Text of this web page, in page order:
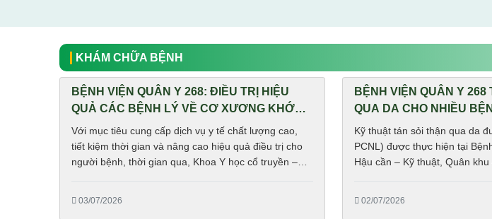
KHÁM CHỮA BỆNH
BỆNH VIỆN QUÂN Y 268: ĐIỀU TRỊ HIỆU
QUẢ CÁC BỆNH LÝ VỀ CƠ XƯƠNG KHỚP
BẰNG KỸ THUẬT TIÊN TIẾN
Với mục tiêu cung cấp dịch vụ y tế chất lượng cao,
tiết kiệm thời gian và nâng cao hiệu quả điều trị cho
người bệnh, thời gian qua, Khoa Y học cổ truyền –
03/07/2026
BỆNH VIỆN QUÂN Y 268
QUA DA CHO NHIỀU
Kỹ thuật tán sỏi thận qua da
PCNL) được thực hiện tại
Hậu cần – Kỹ thuật, Quân khu
02/07/2026